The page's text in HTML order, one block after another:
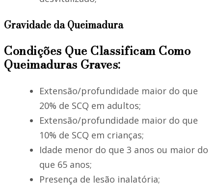
Gravidade da Queimadura
Condições Que Classificam Como
Queimaduras Graves:
Extensão/profundidade maior do que
20% de SCQ em adultos;
Extensão/profundidade maior do que
10% de SCQ em crianças;
Idade menor do que 3 anos ou maior do
que 65 anos;
Presença de lesão inalatória;